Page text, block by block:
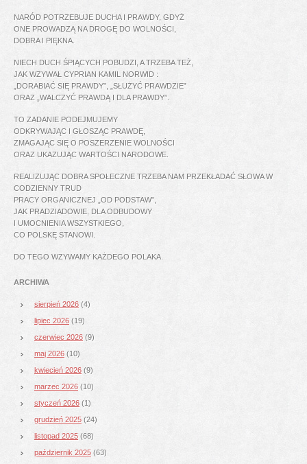
NARÓD POTRZEBUJE DUCHA I PRAWDY, GDYŻ
ONE PROWADZĄ NA DROGĘ DO WOLNOŚCI,
DOBRA I PIĘKNA.
NIECH DUCH ŚPIĄCYCH POBUDZI, A TRZEBA TEŻ,
JAK WZYWAŁ CYPRIAN KAMIL NORWID :
„DORABIAĆ SIĘ PRAWDY”, „SŁUŻYĆ PRAWDZIE”
ORAZ „WALCZYĆ PRAWDĄ I DLA PRAWDY”.
TO ZADANIE PODEJMUJEMY
ODKRYWAJĄC I GŁOSZĄC PRAWDĘ,
ZMAGAJĄC SIĘ O POSZERZENIE WOLNOŚCI
ORAZ UKAZUJĄC WARTOŚCI NARODOWE.
REALIZUJĄC DOBRA SPOŁECZNE TRZEBA NAM PRZEKŁADAĆ SŁOWA W
CODZIENNY TRUD
PRACY ORGANICZNEJ „OD PODSTAW”,
JAK PRADZIADOWIE, DLA ODBUDOWY
I UMOCNIENIA WSZYSTKIEGO,
CO POLSKĘ STANOWI.
DO TEGO WZYWAMY KAŻDEGO POLAKA.
ARCHIWA
sierpień 2026 (4)
lipiec 2026 (19)
czerwiec 2026 (9)
maj 2026 (10)
kwiecień 2026 (9)
marzec 2026 (10)
styczeń 2026 (1)
grudzień 2025 (24)
listopad 2025 (68)
październik 2025 (63)